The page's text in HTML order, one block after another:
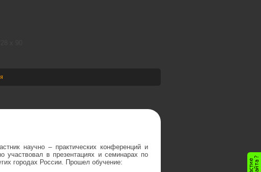
научно – практических конференций и
участвовал в презентациях и семинарах по
городах России. Прошел обучение: